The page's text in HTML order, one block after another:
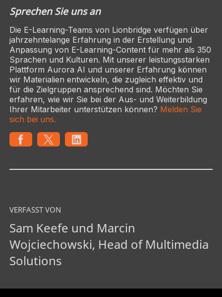
Sprechen Sie uns an
Die E-Learning-Teams von Lionbridge verfügen über
jahrzehntelange Erfahrung in der Erstellung und
Anpassung von E-Learning-Content für mehr als 350
Sprachen und Kulturen. Mit unserer leistungsstarken
Plattform Aurora AI und unserer Erfahrung können
wir Materialien entwickeln, die zugleich effektiv und
für die Zielgruppen ansprechend sind. Möchten Sie
erfahren, wie wir Sie bei der Aus- und Weiterbildung
Ihrer Mitarbeiter unterstützen können? Melden Sie
sich bei uns.
VERFASST VON
Sam Keefe und Marcin
Wojciechowski, Head of Multimedia
Solutions